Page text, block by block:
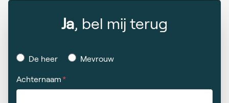
Ja, bel mij terug
De heer Mevrouw
Achternaam